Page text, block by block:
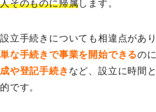
人そのものに帰属します。
設立手続きについても相違点があ
単な手続きで事業を開始できるの
成や登記手続き など、設立に時間
的です。